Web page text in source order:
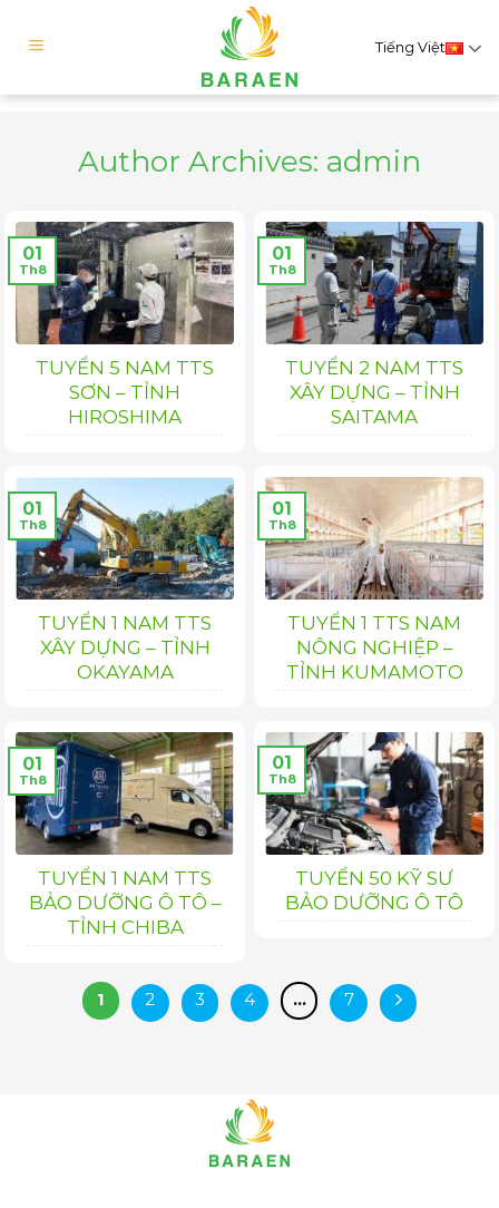
Tiếng Việt
Author Archives: admin
TUYỂN 5 NAM TTS
SƠN – TỈNH
HIROSHIMA
01
Th8
TUYỂN 2 NAM TTS
XÂY DỰNG – TỈNH
SAITAMA
01
Th8
TUYỂN 1 NAM TTS
XÂY DỰNG – TỈNH
OKAYAMA
01
Th8
TUYỂN 1 TTS NAM
NÔNG NGHIỆP –
TỈNH KUMAMOTO
01
Th8
TUYỂN 1 NAM TTS
BẢO DƯỠNG Ô TÔ –
TỈNH CHIBA
01
Th8
TUYỂN 50 KỸ SƯ
BẢO DƯỠNG Ô TÔ
01
Th8
1 2 3 4 … 7